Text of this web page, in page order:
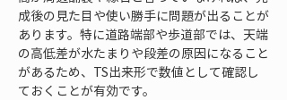
成後の見た目や使い勝手に問題が出ることが
あります。特に道路端部や歩道部では、天端
の高低差が水たまりや段差の原因になること
があるため、TS出来形で数値として確認し
ておくことが有効です。